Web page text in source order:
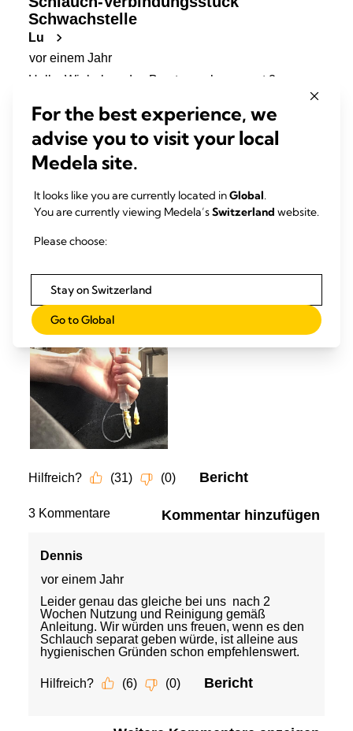
For the best experience, we
advise you to visit your local
Medela site.
It looks like you are currently located inGlobal.
You are currently viewing Medela’sSwitzerland website.
Please choose:
Stay on Switzerland
Go to Global